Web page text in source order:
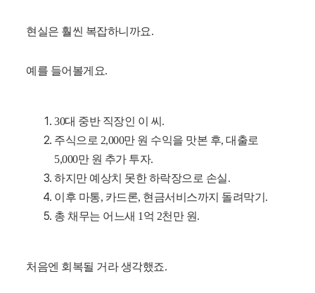
현실은 훨씬 복잡하니까요.
예를 들어볼게요.
30대 중반 직장인 이 씨.
주식으로 2,000만 원 수익을 맛본 후, 대출로
5,000만 원 추가 투자.
하지만 예상치 못한 하락장으로 손실.
이후 마통, 카드론, 현금서비스까지 돌려막기.
총 채무는 어느새 1억 2천만 원.
처음엔 회복될 거라 생각했죠.